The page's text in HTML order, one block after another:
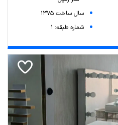
سال ساخت 1375
شماره طبقه: 1